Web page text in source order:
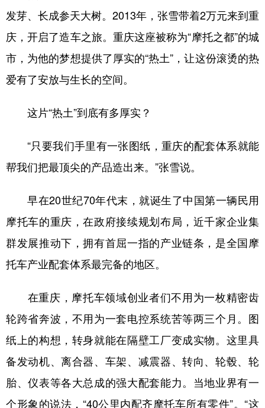
发芽、长成参天大树。2013年，张雪带着2万元来到重
庆，开启了造车之旅。重庆这座被称为“摩托之都”的城
市，为他的梦想提供了厚实的“热土”，让这份滚烫的热
爱有了安放与生长的空间。
这片“热土”到底有多厚实？
“只要我们手里有一张图纸，重庆的配套体系就能
帮我们把最顶尖的产品造出来。”张雪说。
早在20世纪70年代末，就诞生了中国第一辆民用
摩托车的重庆，在政府接续规划布局，近千家企业集
群发展推动下，拥有首屈一指的产业链条，是全国摩
托车产业配套体系最完备的地区。
在重庆，摩托车领域创业者们不用为一枚精密齿
轮跨省奔波，不用为一套电控系统苦等两三个月。图
纸上的构想，转身就能在隔壁工厂变成实物。这里具
备发动机、离合器、车架、减震器、转向、轮毂、轮
胎、仪表等各大总成的强大配套能力。当地业界有一
个形象的说法，“40公里内配齐摩托车所有零件”。“这